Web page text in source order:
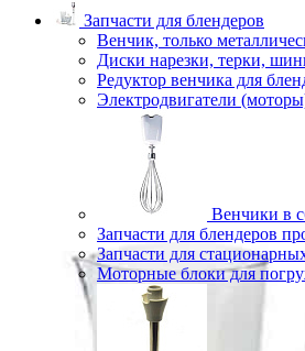
Запчасти для блендеров
Венчик, только
Диски нарезки, терки,
Редуктор венчика для
Электродвигатели
Венчики в
Запчасти для блендеров
Запчасти для
Моторные блоки для